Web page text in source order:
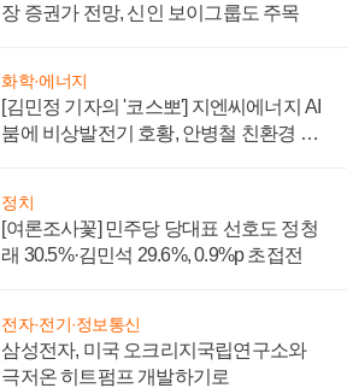
장 증권가 전망, 신인 보이그룹도 주목
화학·에너지
[김민정 기자의 '코스뽀'] 지엔씨에너지 AI
붐에 비상발전기 호황, 안병철 친환경 에
정치
[여론조사꽃] 민주당 당대표 선호도 정청
래 30.5%·김민석 29.6%, 0.9%p 초접전
전자·전기·정보통신
삼성전자, 미국 오크리지국립연구소와
극저온 히트펌프 개발하기로